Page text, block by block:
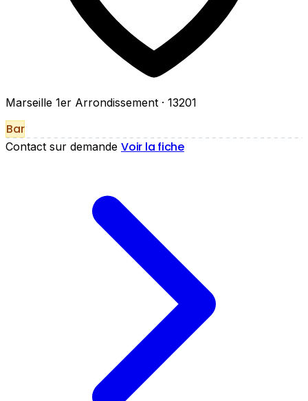
Marseille 1er Arrondissement · 13201
Bar
Contact sur demande Voir la fiche